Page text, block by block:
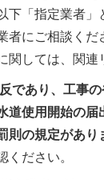
下「指定業者
者にご相談くだ
関しては、関連
であり、工事
道使用開始の
則の規定があり
ください。